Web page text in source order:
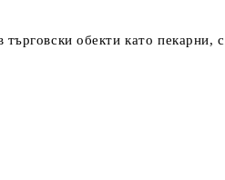
обекти като пекарни,